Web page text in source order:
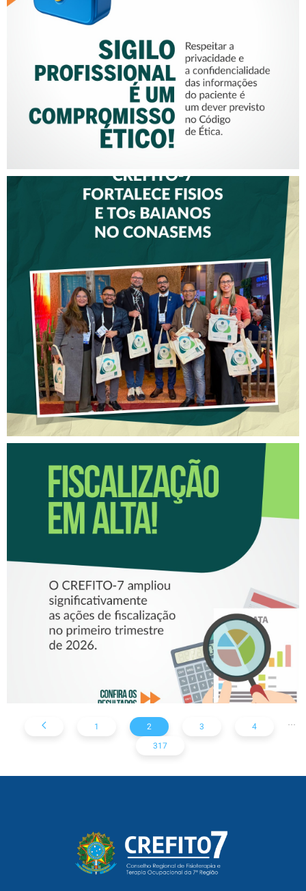
SIGILO PROFISSIONAL É UM
COMPROMISSO ÉTICO!
CREFITO-7 FORTALECE
DIÁLOGO COM GESTORES
DE SAÚDE DURANTE O
CONGRESSO DO CONASEMS
FISCALIZAÇÃO EM ALTA!
CRESCE O NÚMERO DE
REALIZADAS PELO CREFITO-
7
1 2 3 4 ...
317